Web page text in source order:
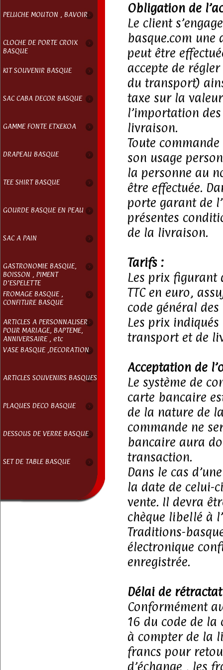
PELUCHE MOUTON , BAVOIR
CLOCHE DE PORTE CROIX
BASQUE
KIT SOUVENIR BASQUE
SAC CABA DECOR BASQUE
GAMME FONTE ETXEKOA
DRAPEAU BASQUE
TEE SHIRT BASQUE
GOURDE BASQUE EN PEAU
SAC A PAIN
GASTRONOMIE BASQUE,
BOISSON , PIMENT
D'ESPELETTE
FROMAGE BASQUE ,
CONFITURE BASQUE
ARTICLES A PERSONNALISER
POUR MARIAGE, BAPTEME,
ANNIVERSAIRE , etc
VASE BASQUE ,DECORATION
ARTICLES SOUVENIRS BASQUES
PLAQUES DECO BASQUE
DESSOUS DE VERRE BASQUE
SET DE TABLE BASQUE
Obligation de
Le client
basque.com
peut être
accepte de
du transport)
taxe sur la
l’importation
livraison.
Toute
son usage
la personne au
être effectuée.
porte garant de
présentes
de la livraison.
Tarifs :
Les prix figurant
TTC en euro,
code général
Les prix
transport et de
Acceptation de
Le système de
carte bancaire
de la nature de
commande ne
bancaire aura
transaction.
Dans le cas
la date de celui-
vente. Il devra
chèque libellé à
Traditions-
électronique
enregistrée.
Délai de
Conformément
16 du code de
à compter de la
francs pour
d’échange , les